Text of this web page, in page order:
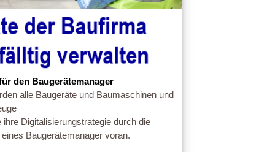
den Baugerätemanager
alle Baugeräte und Baumaschinen und
ihre Digitalisierungstrategie durch die
eines Baugerätemanager voran.